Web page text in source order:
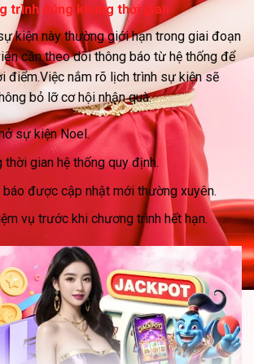
trình đúng khung thời gian
kiện này thường giới hạn trong giai đoạn
cần theo dõi thông báo từ hệ thống để
điểm.Việc nắm rõ lịch trình sự kiện sẽ
bỏ lỡ cơ hội nhận quà.
sự kiện Noel.
thời gian hệ thống quy định.
được cập nhật mới thường xuyên.
vụ trước khi chương trình hết hạn.